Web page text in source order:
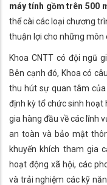
máy tính gồm trên 500
thể cài các loại chương
thuận lợi cho những môn
Khoa CNTT có đội ngũ
Bên cạnh đó, Khoa có
thu hút sự quan tâm của
định kỳ tổ chức sinh hoạt
gia hàng đầu về các lĩnh
an toàn và bảo mật
khuyến khích tham gia
hoạt động xã hội, các
và trải nghiệm các kỹ